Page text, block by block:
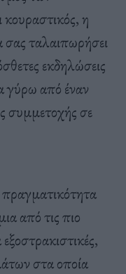
η
ταλαιπωρήσει
εκδηλώσεις
γύρω από έναν
συμμετοχής σε
πραγματικότητα
από τις πιο
στα οποία